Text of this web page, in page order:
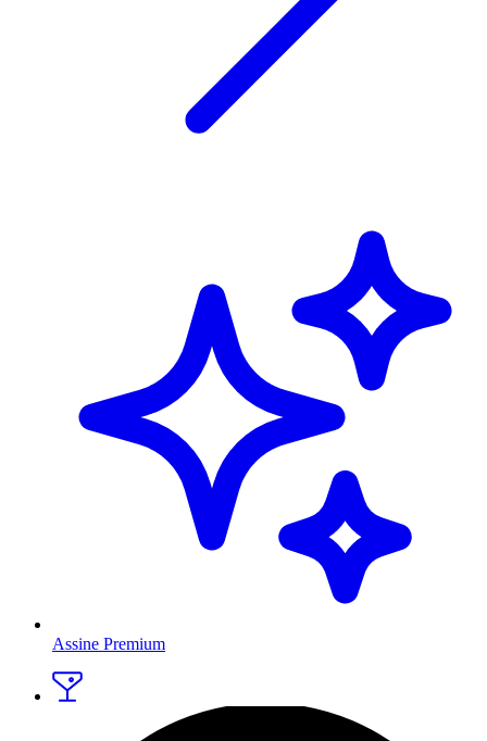
Assine Premium